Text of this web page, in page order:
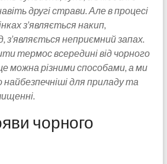
другі страви. Але в процесі
з’являється накип,
з’являється неприємний запах.
термос всередині від чорного
можна різними способами, а ми
найбезпечніші для приладу та
чорного